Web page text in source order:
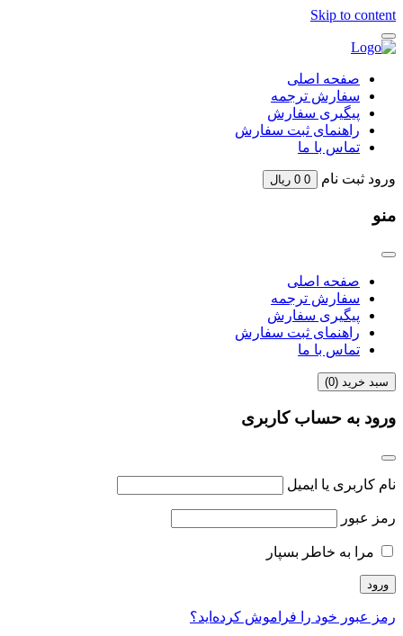
Skip to content
صفحه اصلی
سفارش ترجمه
پیگیری سفارش
راهنمای ثبت سفارش
تماس با ما
ورود ثبت نام 0
0 ریال
منو
صفحه اصلی
سفارش ترجمه
پیگیری سفارش
راهنمای ثبت سفارش
تماس با ما
سبد خرید (0
)
ورود به حساب کاربری
نام کاربری یا ایمیل
رمز عبور
مرا به خاطر بسپار
رمز عبور خود را فراموش کرده‌اید؟